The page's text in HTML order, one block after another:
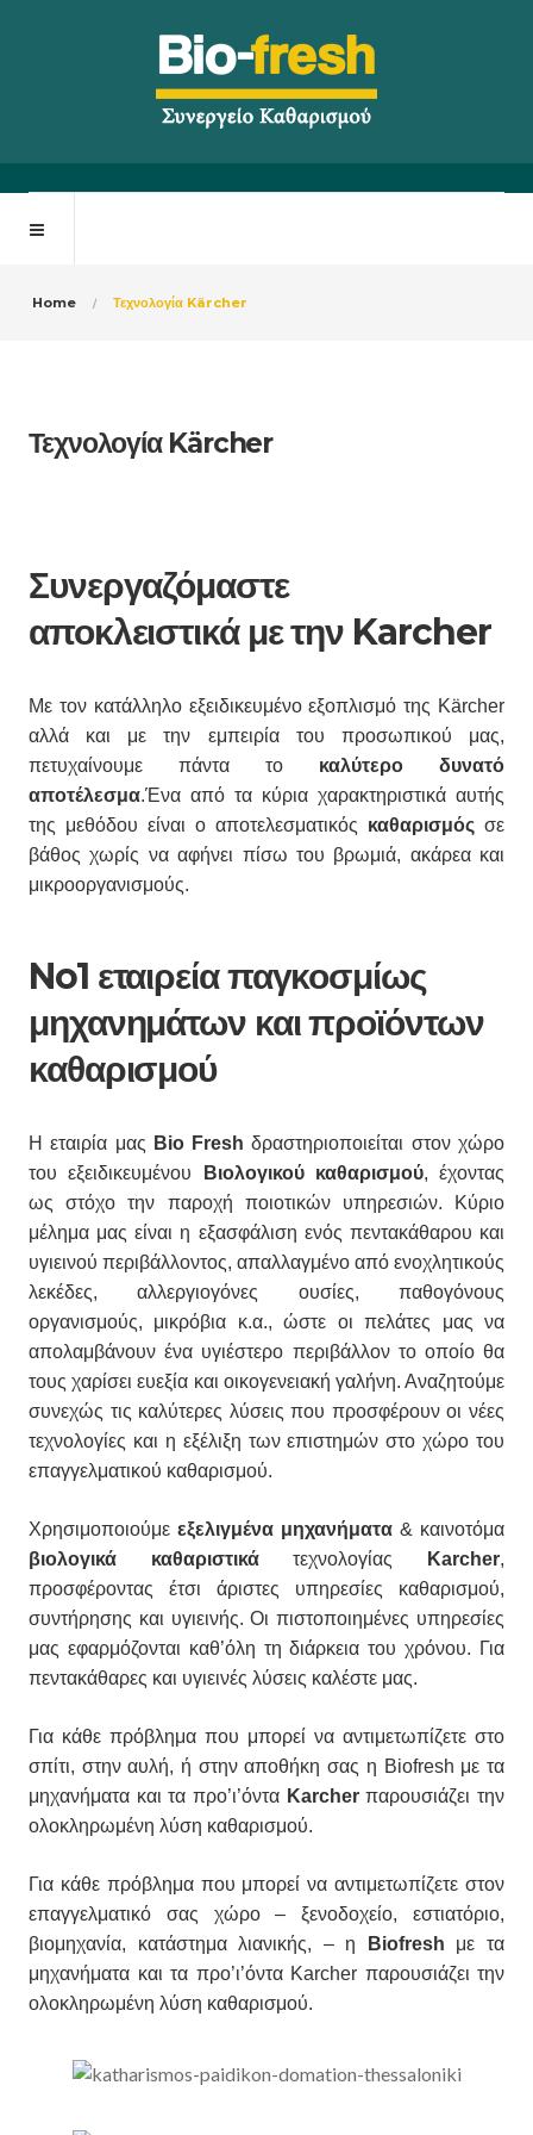
Home Τεχνολογία Kärcher
Τεχνολογία Kärcher
Συνεργαζόμαστε
αποκλειστικά με την Karcher
Με τον κατάλληλο εξειδικευμένο εξοπλισμό της Kärcher
αλλά και με την εμπειρία του προσωπικού μας,
πετυχαίνουμε πάντα το καλύτερο δυνατό
αποτέλεσμα.Ένα από τα κύρια χαρακτηριστικά αυτής
της μεθόδου είναι ο αποτελεσματικός καθαρισμός σε
βάθος χωρίς να αφήνει πίσω του βρωμιά, ακάρεα και
μικροοργανισμούς.
No1 εταιρεία παγκοσμίως
μηχανημάτων και προϊόντων
καθαρισμού
Η εταιρία μας Bio Fresh δραστηριοποιείται στον χώρο
του εξειδικευμένου Βιολογικού καθαρισμού, έχοντας
ως στόχο την παροχή ποιοτικών υπηρεσιών. Κύριο
μέλημα μας είναι η εξασφάλιση ενός πεντακάθαρου και
υγιεινού περιβάλλοντος, απαλλαγμένο από ενοχλητικούς
λεκέδες, αλλεργιογόνες ουσίες, παθογόνους
οργανισμούς, μικρόβια κ.α., ώστε οι πελάτες μας να
απολαμβάνουν ένα υγιέστερο περιβάλλον το οποίο θα
τους χαρίσει ευεξία και οικογενειακή γαλήνη. Αναζητούμε
συνεχώς τις καλύτερες λύσεις που προσφέρουν οι νέες
τεχνολογίες και η εξέλιξη των επιστημών στο χώρο του
επαγγελματικού καθαρισμού.
Χρησιμοποιούμε εξελιγμένα μηχανήματα & καινοτόμα
βιολογικά καθαριστικάτεχνολογίας Karcher,
προσφέροντας έτσι άριστες υπηρεσίες καθαρισμού,
συντήρησης και υγιεινής. Οι πιστοποιημένες υπηρεσίες
μας εφαρμόζονται καθ’όλη τη διάρκεια του χρόνου. Για
πεντακάθαρες και υγιεινές λύσεις καλέστε μας.
Για κάθε πρόβλημα που μπορεί να αντιμετωπίζετε στο
σπίτι, στην αυλή, ή στην αποθήκη σας η Biofresh με τα
μηχανήματα και τα προ’ι’όντα Karcherπαρουσιάζει την
ολοκληρωμένη λύση καθαρισμού.
Για κάθε πρόβλημα που μπορεί να αντιμετωπίζετε στον
επαγγελματικό σας χώρο – ξενοδοχείο, εστιατόριο,
βιομηχανία, κατάστημα λιανικής, – η
Βiofresh με τα
μηχανήματα και τα προ’ι’όντα Karcher παρουσιάζει την
ολοκληρωμένη λύση καθαρισμού.